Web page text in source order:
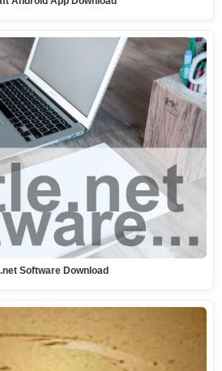
Software Download